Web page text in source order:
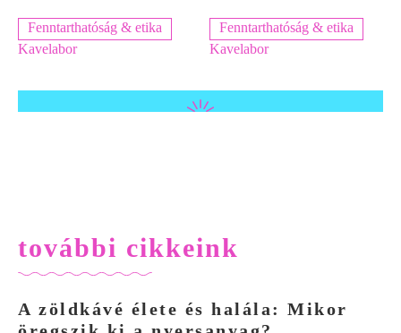
Fenntarthatóság & etika
Kavelabor
Fenntarthatóság & etika
Kavelabor
további cikkeink
A zöldkávé élete és halála: Mikor